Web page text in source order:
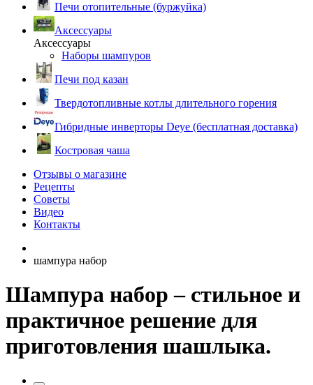
Печи отопительные (буржуйка)
Аксессуары
Аксессуары
Наборы шампуров
Печи под казан
Твердотопливные котлы длительного горения
Гибридные инверторы Deye (бесплатная доставка)
Костровая чаша
Отзывы о магазине
Рецепты
Советы
Видео
Контакты
шампура набор
Шампура набор – стильное и
практичное решение для
приготовления шашлыка.